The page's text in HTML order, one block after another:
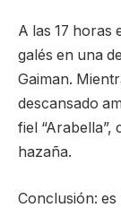
A las 17 horas
galés en una
Gaiman.
descansado
fiel
hazaña.
Conclusión: es